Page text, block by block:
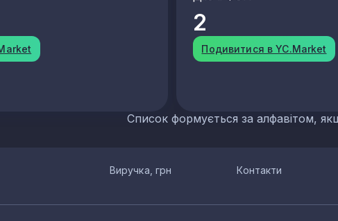
2
Подивитися в YC.Market
Список формується за алфавітом,
Виручка, грн Контакти